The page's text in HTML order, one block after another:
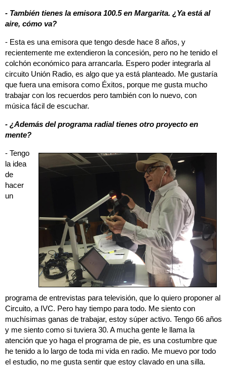
- También tienes la emisora 100.5 en Margarita. ¿Ya está al
aire, cómo va?
- Esta es una emisora que tengo desde hace 8 años, y
recientemente me extendieron la concesión, pero no he tenido el
colchón económico para arrancarla. Espero poder integrarla al
circuito Unión Radio, es algo que ya está planteado. Me gustaría
que fuera una emisora como Éxitos, porque me gusta mucho
trabajar con los recuerdos pero también con lo nuevo, con
música fácil de escuchar.
- ¿Además del programa radial tienes otro proyecto en
mente?
- Tengo
la idea
de
hacer
un
programa de entrevistas para televisión, que lo quiero proponer al
Circuito, a IVC. Pero hay tiempo para todo. Me siento con
muchísimas ganas de trabajar, estoy súper activo. Tengo 66 años
y me siento como si tuviera 30. A mucha gente le llama la
atención que yo haga el programa de pie, es una costumbre que
he tenido a lo largo de toda mi vida en radio. Me muevo por todo
el estudio, no me gusta sentir que estoy clavado en una silla.